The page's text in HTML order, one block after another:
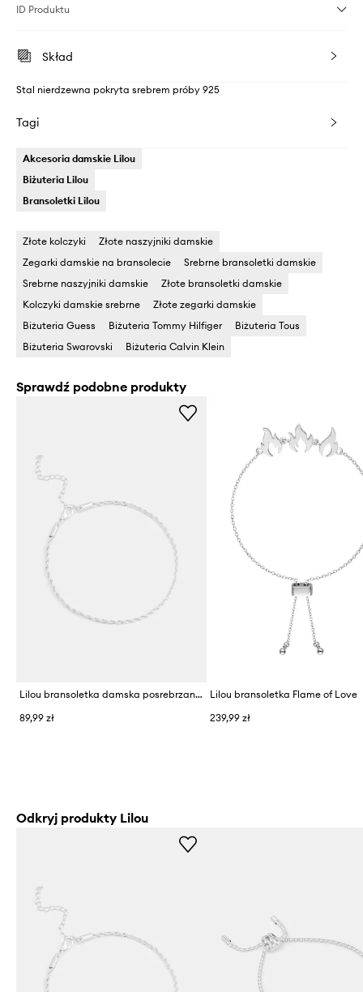
ID Produktu
Skład
Stal nierdzewna pokryta srebrem próby 925
Tagi
Akcesoria damskie Lilou
Biżuteria Lilou
Bransoletki Lilou
Złote kolczyki
Złote naszyjniki damskie
Zegarki damskie na bransolecie
Srebrne bransoletki damskie
Srebrne naszyjniki damskie
Złote bransoletki damskie
Kolczyki damskie srebrne
Złote zegarki damskie
Biżuteria Guess
Biżuteria Tommy Hilfiger
Biżuteria Tous
Biżuteria Swarovski
Biżuteria Calvin Klein
Sprawdź podobne produkty
Lilou bransoletka damska posrebrzana
89,99 zł
Lilou bransoletka Flame of Love
239,99 zł
Odkryj produkty Lilou